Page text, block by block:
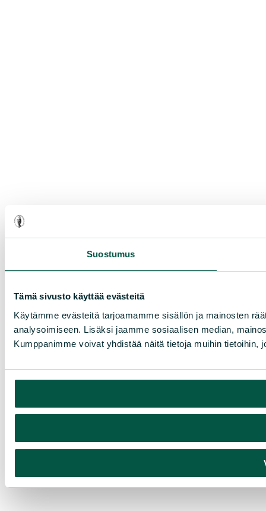
Suostumus
Tämä sivusto käyttää evästeitä
Käytämme evästeitä tarjoamamme sisällön ja mainosten
analysoimiseen. Lisäksi jaamme sosiaalisen median,
Kumppanimme voivat yhdistää näitä tietoja muihin tietoihin,